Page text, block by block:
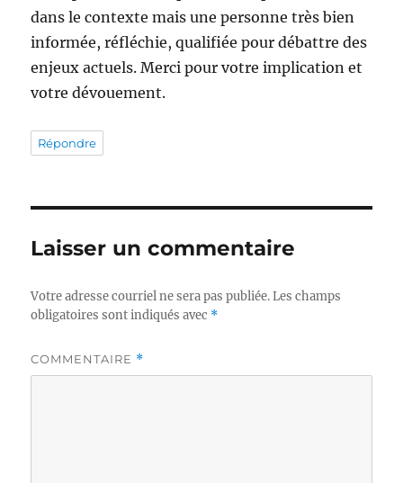
dans le contexte mais une personne très bien
informée, réfléchie, qualifiée pour débattre des
enjeux actuels. Merci pour votre implication et
votre dévouement.
Répondre
Laisser un commentaire
Votre adresse courriel ne sera pas publiée. Les champs
obligatoires sont indiqués avec *
COMMENTAIRE *